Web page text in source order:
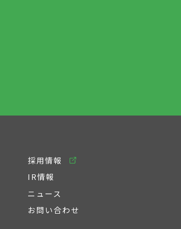
採用情報
IR情報
ニュース
お問い合わせ